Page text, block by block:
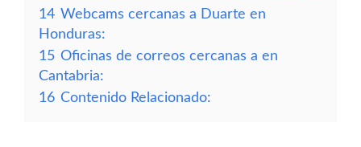
14 Webcams cercanas a Duarte en
Honduras:
15 Oficinas de correos cercanas a en
Cantabria:
16 Contenido Relacionado: